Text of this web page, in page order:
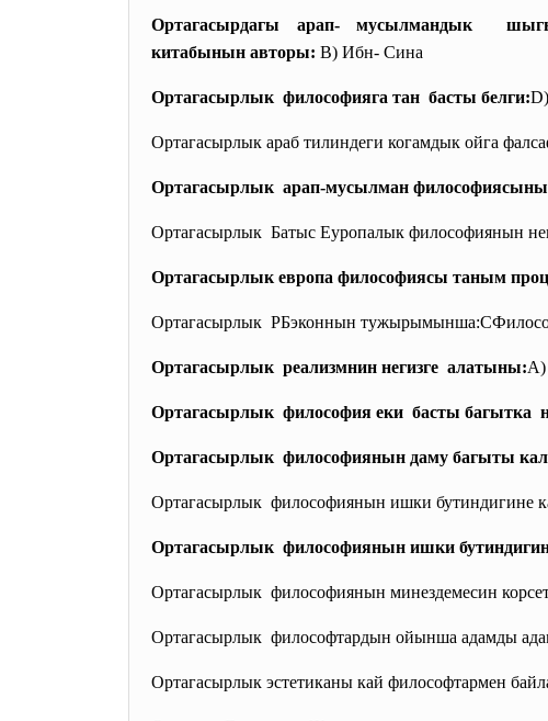
Ортагасырдагы арап- мусылмандык
китабынын авторы: B) Ибн- Сина
Ортагасырлык философияга тан басты белги:
Ортагасырлык араб тилиндеги когамдык ойга
Ортагасырлык арап-мусылман
Ортагасырлык Батыс Еуропалык философиянын
Ортагасырлык европа философиясы таным
Ортагасырлык РБэконнын тужырымынша:
Ортагасырлык реализмнин негизге алатыны:
Ортагасырлык философия еки басты багытка
Ортагасырлык философиянын даму багыты
Ортагасырлык философиянын ишки бутиндигине
Ортагасырлык философиянын ишки
Ортагасырлык философиянын минездемесин
Ортагасырлык философтардын ойынша адамды
Ортагасырлык эстетиканы кай философтармен